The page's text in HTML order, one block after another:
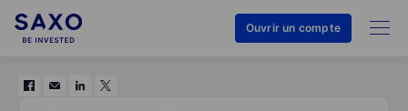
Ouvrir un compte